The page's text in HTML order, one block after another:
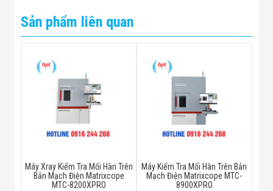
Sản phẩm liên quan
Máy Xray Kiểm Tra Mối Hàn Trên
Bản Mạch Điện Matrixcope
MTC-8200XPRO
Máy Kiểm Tra Mối Hàn Trên Bản
Mạch Điện Matrixcope MTC-
8900XPRO